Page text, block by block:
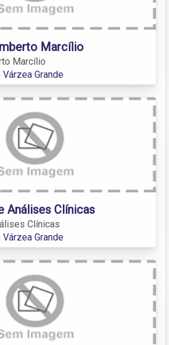
Marcílio
Marcílio
Grande
Análises Clínicas
Clínicas
Grande